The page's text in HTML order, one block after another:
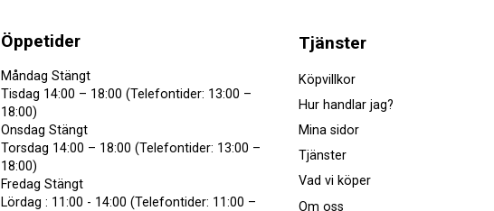
Öppetider
Måndag Stängt
Tisdag 14:00 – 18:00 (Telefontider: 13:00 –
18:00)
Onsdag Stängt
Torsdag 14:00 – 18:00 (Telefontider: 13:00 –
18:00)
Fredag Stängt
Lördag : 11:00 - 14:00 (Telefontider: 11:00 –
Tjänster
Köpvillkor
Hur handlar jag?
Mina sidor
Tjänster
Vad vi köper
Om oss